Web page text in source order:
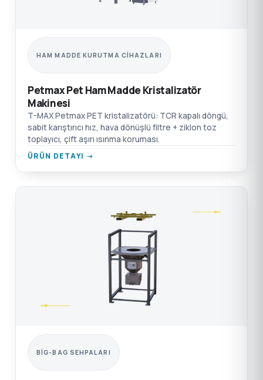
HAM MADDE KURUTMA CIHAZLARI
Petmax Pet Ham Madde Kristalizatör
Makinesi
T-MAX Petmax PET kristalizatörü: TCR kapalı döngü,
sabit karıştırıcı hız, hava dönüşlü filtre + ziklon toz
toplayıcı, çift aşırı ısınma koruması.
ÜRÜN DETAYI →
BIG-BAG SEHPALARI